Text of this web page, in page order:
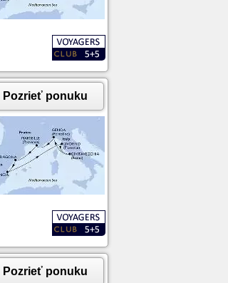
Pozrieť ponuku
Pozrieť ponuku